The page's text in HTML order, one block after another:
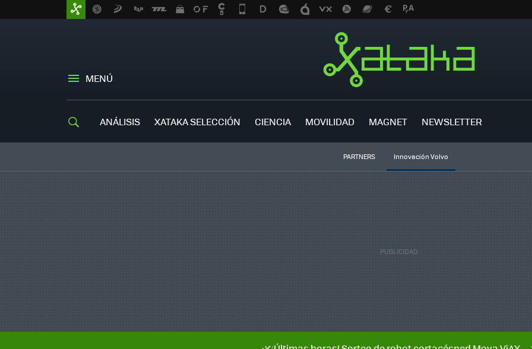
MENÚ
ANÁLISIS XATAKA SELECCIÓN CIENCIA MOVILIDAD MAGNET NEWSLETTER
PARTNERS Innovación Volvo